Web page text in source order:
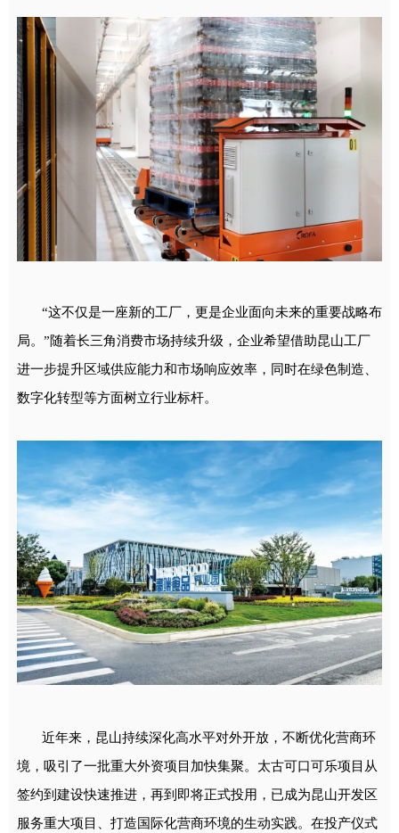
“这不仅是一座新的工厂，更是企业面向未来的重要战略布
局。”随着长三角消费市场持续升级，企业希望借助昆山工厂
进一步提升区域供应能力和市场响应效率，同时在绿色制造、
数字化转型等方面树立行业标杆。
近年来，昆山持续深化高水平对外开放，不断优化营商环
境，吸引了一批重大外资项目加快集聚。太古可口可乐项目从
签约到建设快速推进，再到即将正式投用，已成为昆山开发区
服务重大项目、打造国际化营商环境的生动实践。在投产仪式